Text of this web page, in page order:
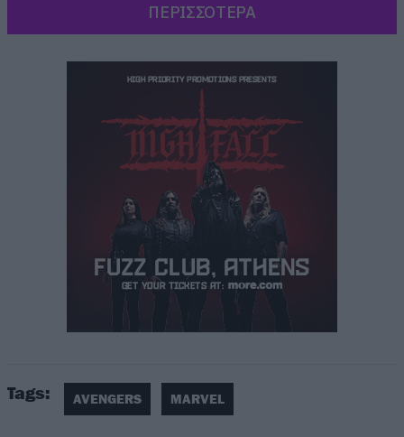
αποτελέσει το πρώτο από τα δύο μέρη του
φινάλε των Avengers όπως τους ξέραμε, τα
ΠΕΡΙΣΣΟΤΕΡΑ
Tags: AVENGERS MARVEL